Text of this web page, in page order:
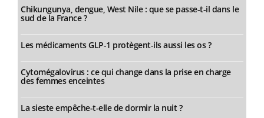
Chikungunya, dengue, West Nile : que se passe-t-il dans le
sud de la France ?
Les médicaments GLP-1 protègent-ils aussi les os ?
Cytomégalovirus : ce qui change dans la prise en charge
des femmes enceintes
La sieste empêche-t-elle de dormir la nuit ?